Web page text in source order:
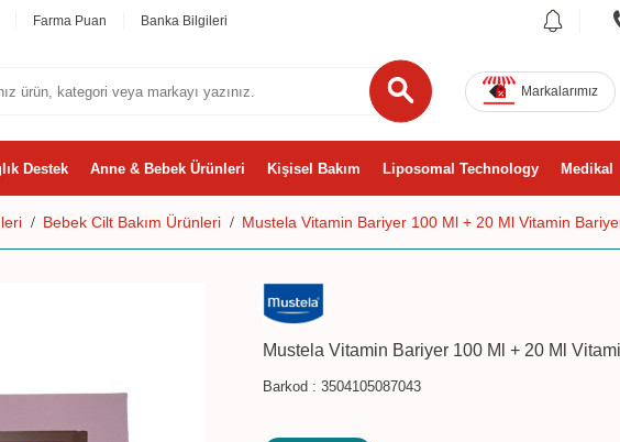
Farma Puan Banka Bilgileri
Markalarımız
Destek Anne & Bebek Ürünleri Kişisel Bakım Liposomal Technology Medikal
Bebek Cilt Bakım Ürünleri Mustela Vitamin Bariyer 100 Ml + 20 Ml Vitamin
Mustela Vitamin Bariyer 100 Ml + 20 Ml
Barkod : 3504105087043